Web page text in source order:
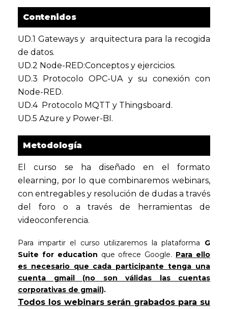
Contenidos
UD.1 Gateways y arquitectura para la recogida
de datos.
UD.2 Node-RED:Conceptos y ejercicios.
UD.3 Protocolo OPC-UA y su conexión con
Node-RED.
UD.4 Protocolo MQTT y Thingsboard.
UD.5 Azure y Power-BI.
Metodología
El curso se ha diseñado en el formato
elearning, por lo que combinaremos webinars,
con entregables y resolución de dudas a través
del foro o a través de herramientas de
videoconferencia.
Para impartir el curso utilizaremos la plataforma G
Suite for education que ofrece Google. Para ello
es necesario que cada participante tenga una
cuenta gmail (no son válidas las cuentas
corporativas de gmail).
Todos los webinars serán grabados para su